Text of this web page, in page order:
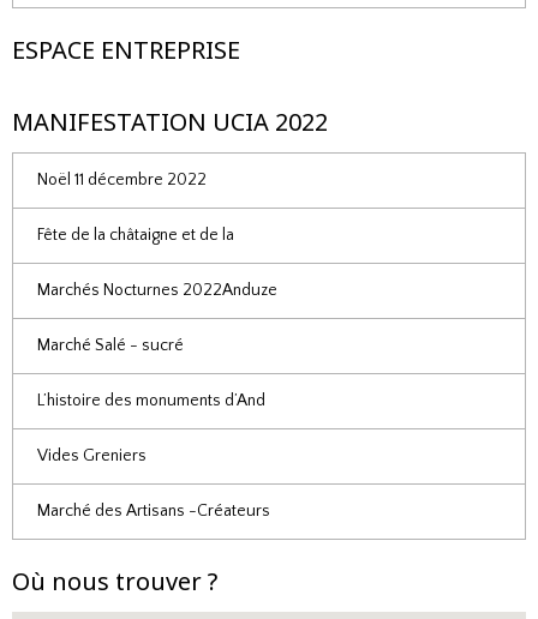
ESPACE ENTREPRISE
MANIFESTATION UCIA 2022
Noël 11 décembre 2022
Fête de la châtaigne et de la
Marchés Nocturnes 2022Anduze
Marché Salé - sucré
L’histoire des monuments d’And
Vides Greniers
Marché des Artisans -Créateurs
Où nous trouver ?